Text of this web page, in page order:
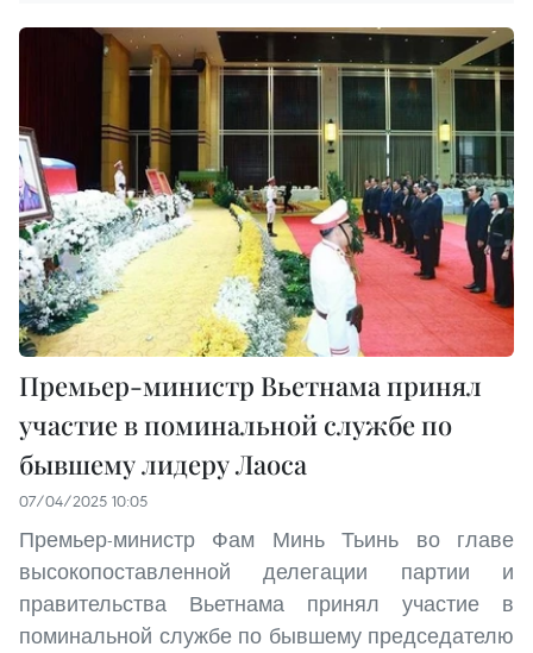
Премьер-министр Вьетнама принял
участие в поминальной службе по
бывшему лидеру Лаоса
07/04/2025 10:05
Премьер-министр Фам Минь Тьинь во главе
высокопоставленной делегации партии и
правительства Вьетнама принял участие в
поминальной службе по бывшему председателю